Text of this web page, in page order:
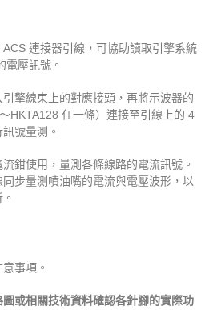
連接器引線，可協助讀取引擎系統
電壓訊號。
擎線束上的對應接頭，再將示波器的
HKTA128 任一條）連接至引線上的 4
號量測。
鉗使用，量測各條線路的電流訊號。
步量測噴油嘴的電流與電壓波形，以
事項。
或相關技術資料確認各針腳的實際功